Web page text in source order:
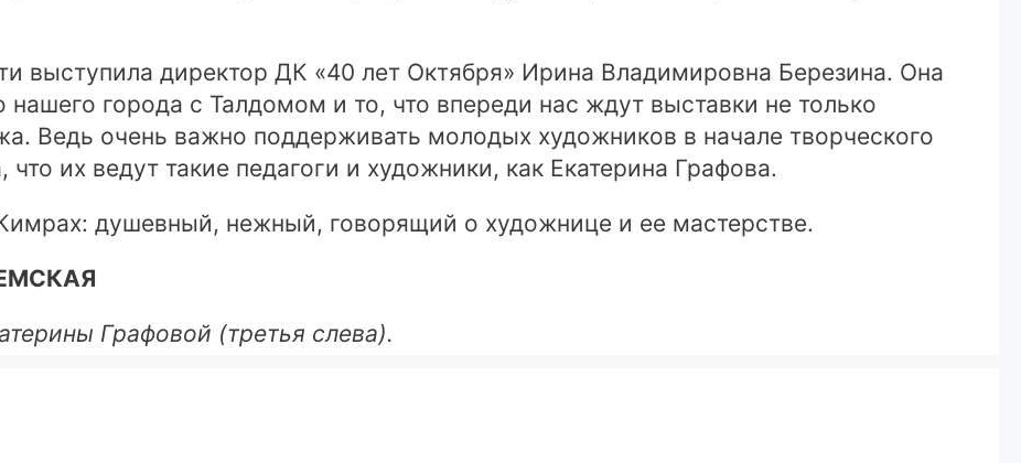
выступила директор ДК «40 лет Октября» Ирина Владимировна Березина. Она
нашего города с Талдомом и то, что впереди нас ждут выставки не только
Ведь очень важно поддерживать молодых художников в начале творческого
их ведут такие педагоги и художники, как Екатерина Графова.
душевный, нежный, говорящий о художнице и ее мастерстве.
Графовой (третья слева).